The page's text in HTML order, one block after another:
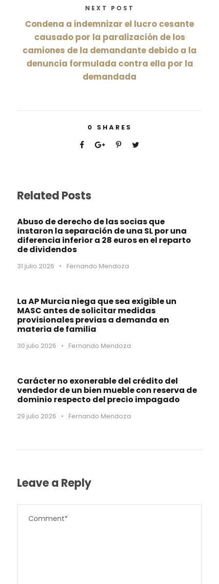
NEXT POST
Condena a indemnizar el lucro cesante
causado por la paralización de los
camiones de la demandante debido a la
denuncia formulada contra ella por la
demandada
0 SHARES
Related Posts
Abuso de derecho de las socias que
instaron la separación de una SL por una
diferencia inferior a 28 euros en el reparto
de dividendos
31 julio 2026 • Fernando Mendoza
La AP Murcia niega que sea exigible un
MASC antes de solicitar medidas
provisionales previas a demanda en
materia de familia
30 julio 2026 • Fernando Mendoza
Carácter no exonerable del crédito del
vendedor de un bien mueble con reserva de
dominio respecto del precio impagado
29 julio 2026 • Fernando Mendoza
Leave a Reply